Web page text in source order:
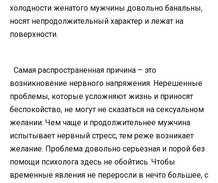
холодности женатого мужчины довольно банальны,
носят непродолжительный характер и лежат на
поверхности.
Самая распространенная причина – это
возникновение нервного напряжения. Нерешенные
проблемы, которые усложняют жизнь и приносят
беспокойство, не могут не сказаться на сексуальном
желании. Чем чаще и продолжительнее мужчина
испытывает нервный стресс, тем реже возникает
желание. Проблема довольно серьезная и порой без
помощи психолога здесь не обойтись. Чтобы
временные явления не переросли в нечто большее, с